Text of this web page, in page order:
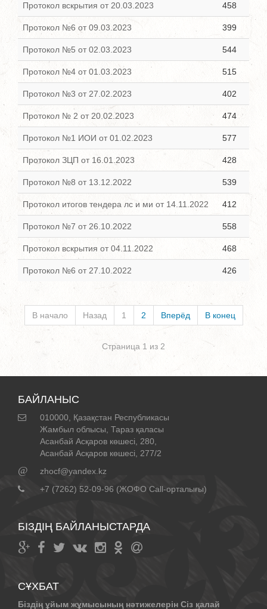
Протокол вскрытия от 20.03.2023 458
Протокол №6 от 09.03.2023 399
Протокол №5 от 02.03.2023 544
Протокол №4 от 01.03.2023 515
Протокол №3 от 27.02.2023 402
Протокол № 2 от 20.02.2023 474
Протокол №1 ИОИ от 01.02.2023 577
Протокол ЗЦП от 16.01.2023 428
Протокол №8 от 13.12.2022 539
Протокол итогов тендера лс и ми от 14.11.2022 412
Протокол №7 от 26.10.2022 558
Протокол вскрытия от 04.11.2022 468
Протокол №6 от 27.10.2022 426
В начало Назад 1 2 Вперёд В конец
Страница 1 из 2
БАЙЛАНЫС
010000, Қазақстан Республикасы
Жамбыл облысы, Тараз қаласы
Асанбай Асқаров көшесі, 280,
Асанбай Асқаров көшесі, 277/2
@
zhocf@yandex.kz
+7 (7262) 52-09-96 (ЖОФО Call-орталығы)
БІЗДІҢ БАЙЛАНЫСТАРДА
СҰХБАТ
Біздің ұйым жұмысының нәтижелерін Сіз қалай